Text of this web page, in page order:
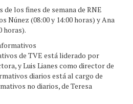
los fines de semana de RNE
Núnez (08:00 y 14:00 horas) y Ana
horas).
de TVE está liderado por
y Luis Lianes como director de
diarios está al cargo de
no diarios, de Teresa